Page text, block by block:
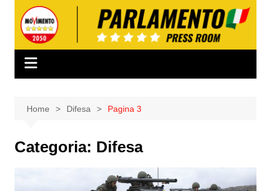
contenuto
Home Difesa Pagina 3
Categoria: Difesa